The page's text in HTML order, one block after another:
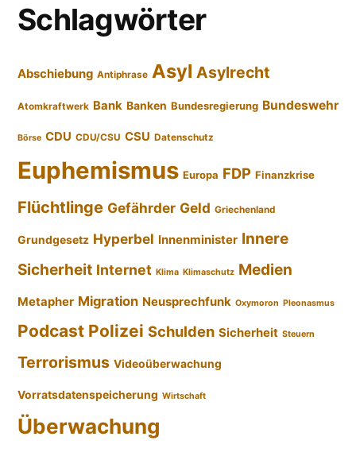
Schlagwörter
Abschiebung Antiphrase Asyl Asylrecht
Atomkraftwerk Bank Banken Bundesregierung Bundeswehr
Börse CDU CDU/CSU CSU Datenschutz
Euphemismus Europa FDP Finanzkrise
Flüchtlinge Gefährder Geld Griechenland
Grundgesetz Hyperbel Innenminister Innere
Sicherheit Internet Klima Klimaschutz Medien
Metapher Migration Neusprechfunk Oxymoron Pleonasmus
Podcast Polizei Schulden Sicherheit Steuern
Terrorismus Videoüberwachung
Vorratsdatenspeicherung Wirtschaft
Überwachung